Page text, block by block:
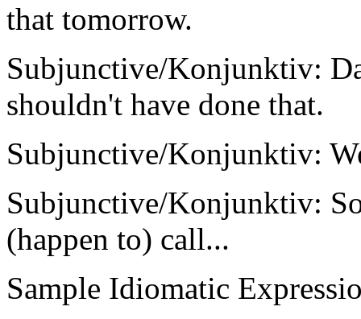
that tomorrow.
Subjunctive/Konjunktiv:
shouldn't have done that.
Subjunctive/Konjunktiv:
Subjunctive/Konjunktiv:
(happen to) call...
Sample Idiomatic